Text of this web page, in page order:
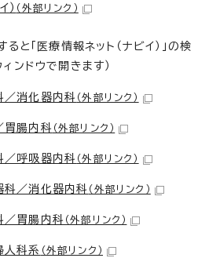
） （外部リンク）
ると「医療情報ネット（ナビイ）」の検
ンドウで開きます）
／消化器内科 （外部リンク）
胃腸内科 （外部リンク）
／呼吸器内科 （外部リンク）
科／消化器内科 （外部リンク）
／胃腸内科 （外部リンク）
人科系 （外部リンク）